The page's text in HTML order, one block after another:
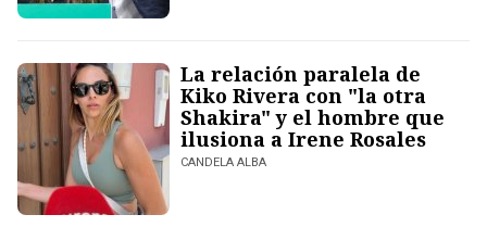
La relación paralela de
Kiko Rivera con "la otra
Shakira" y el hombre que
ilusiona a Irene Rosales
CANDELA ALBA